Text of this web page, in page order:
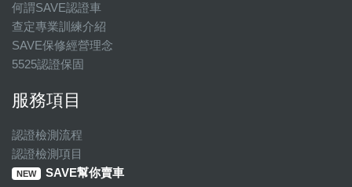
何謂SAVE認證車
查定專業訓練介紹
SAVE保修經營理念
5525認證保固
服務項目
認證檢測流程
認證檢測項目
NEW SAVE幫你賣車